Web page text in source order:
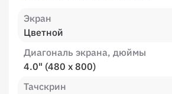
Экран
Цветной
Диагональ экрана, дюймы
4.0" (480 x 800)
Тачскрин